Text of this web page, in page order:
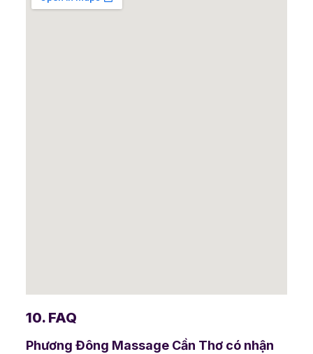
10. FAQ
Phương Đông Massage Cần Thơ có nhận